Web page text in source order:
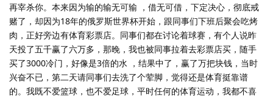
再宰杀你。本来因为输的输无可输 ，借无可借，下定决心，彻底戒
赌了，却因为18年的俄罗斯世界杯开始，跟同事们下班后聚会吃烤
肉，正好旁边有体育彩票店。同事们都在讨论着球赛，有个人说昨
天投了五千赢了六万多，那晚，我也被同事拉着去彩票店买，随手
买了3000冷门，好像是3倍的水 ，结果中了，赢了万把块钱，当时
兴奋不已，第二天请同事们去洗了个荤脚，觉得还是体育挺靠谱
的。我既不爱篮球，也不爱足球，平时任何的体育运动，我都不喜